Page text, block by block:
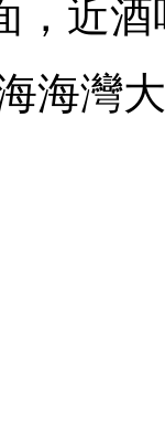
，近酒
海海